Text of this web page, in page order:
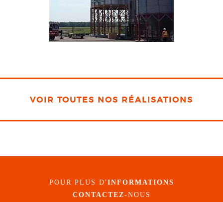
VOIR TOUTES NOS RÉALISATIONS
POUR PLUS D' INFORMATIONS
CONTACTEZ-NOUS